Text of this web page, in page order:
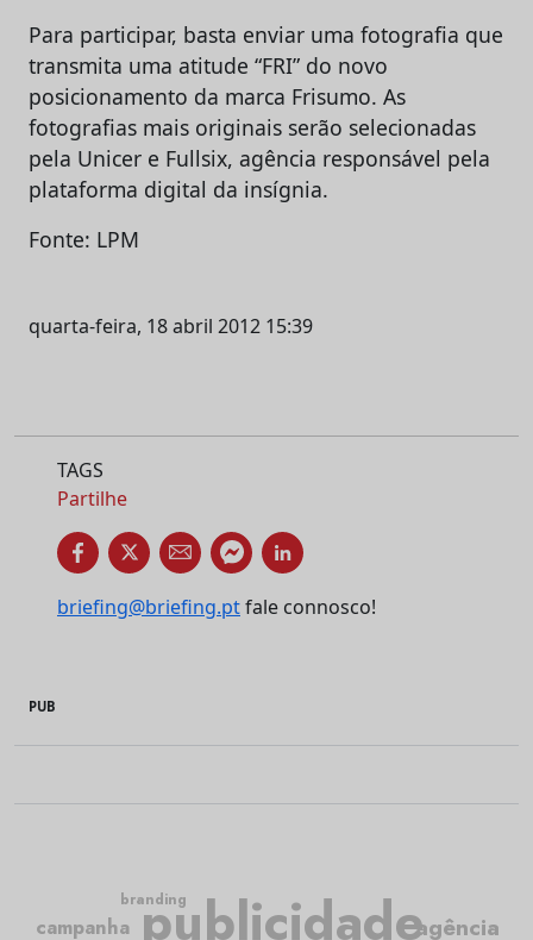
Para participar, basta enviar uma fotografia que
transmita uma atitude “FRI” do novo
posicionamento da marca Frisumo. As
fotografias mais originais serão selecionadas
pela Unicer e Fullsix, agência responsável pela
plataforma digital da insígnia.
Fonte: LPM
quarta-feira, 18 abril 2012 15:39
TAGS
Partilhe
briefing@briefing.ptfale connosco!
PUB
publicidade
campanha agência
branding